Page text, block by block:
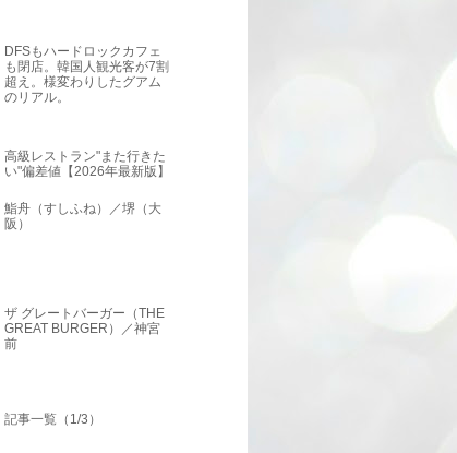
DFSもハードロックカフェ
も閉店。韓国人観光客が7割
超え。様変わりしたグアム
のリアル。
高級レストラン"また行きた
い"偏差値【2026年最新版】
鮨舟（すしふね）／堺（大
阪）
ザ グレートバーガー（THE
GREAT BURGER）／神宮
前
記事一覧（1/3）